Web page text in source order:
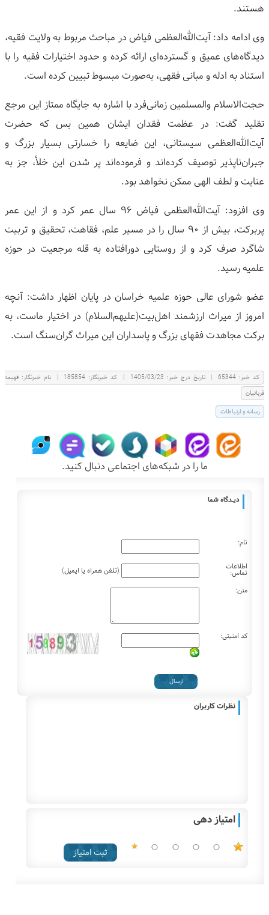
هستند.
وی ادامه داد: آیت‌الله‌العظمی فیاض در مباحث مربوط به ولایت فقیه،
دیدگاه‌های عمیق و گسترده‌ای ارائه کرده و حدود اختیارات فقیه را با
استناد به ادله و مبانی فقهی، به‌صورت مبسوط تبیین کرده است.
حجت‌الاسلام والمسلمین زمانی‌فرد با اشاره به جایگاه ممتاز این مرجع
تقلید گفت: در عظمت فقدان ایشان همین بس که حضرت
آیت‌الله‌العظمی سیستانی، این ضایعه را خسارتی بسیار بزرگ و
جبران‌ناپذیر توصیف کرده‌اند و فرموده‌اند پر شدن این خلأ، جز به
عنایت و لطف الهی ممکن نخواهد بود.
وی افزود: آیت‌الله‌العظمی فیاض ۹۶ سال عمر کرد و از این عمر
پربرکت، بیش از ۹۰ سال را در مسیر علم، فقاهت، تحقیق و تربیت
شاگرد صرف کرد و از روستایی دورافتاده به قله مرجعیت در حوزه
علمیه رسید.
عضو شورای عالی حوزه علمیه خراسان در پایان اظهار داشت: آنچه
امروز از میراث ارزشمند اهل‌بیت(علیهم‌السلام) در اختیار ماست، به
برکت مجاهدت فقهای بزرگ و پاسداران این میراث گران‌سنگ است.
كد خبر: 65344
| تاریخ درج خبر: 1405/03/23
| کد خبرنگار: 185854
| نام خبرنگار: فهيمه
قربانيان
رسانه و ارتباطات
ما را در شبکه‌های اجتماعی دنبال کنید.
دیـــدگاه شما
نام:
اطلاعات
تماس:
(تلفن همراه یا ایمیل)
متن:
کد امنیتی:
نظرات کاربران
امتیاز دهی